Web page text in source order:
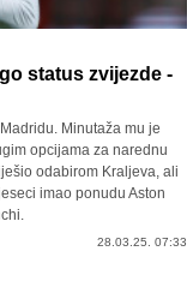
status zvijezde -
Minutaža mu je
opcijama za narednu
odabirom Kraljeva, ali
imao ponudu Aston
28.03.25. 07:33